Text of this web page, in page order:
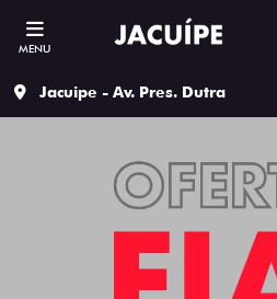
MENU
Jacuipe - Av. Pres. Dutra